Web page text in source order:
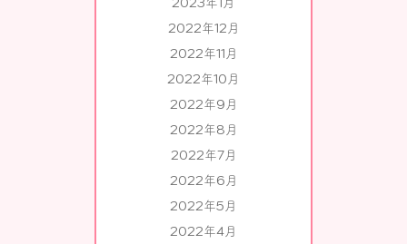
2022年12月
2022年11月
2022年10月
2022年9月
2022年8月
2022年7月
2022年6月
2022年5月
2022年4月